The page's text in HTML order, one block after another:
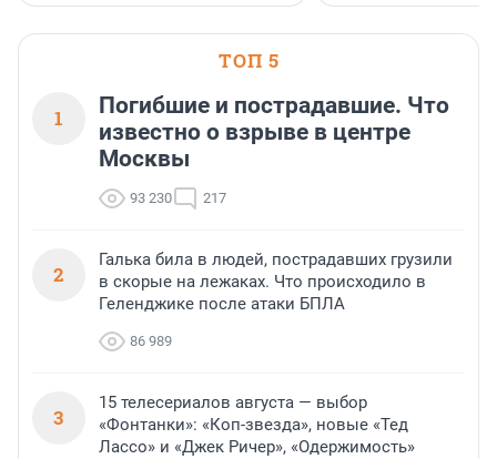
ТОП 5
1
Погибшие и пострадавшие. Что
известно о взрыве в центре
Москвы
93 230 217
2
Галька била в людей, пострадавших грузили
в скорые на лежаках. Что происходило в
Геленджике после атаки БПЛА
86 989
3
15 телесериалов августа — выбор
«Фонтанки»: «Коп-звезда», новые «Тед
Лассо» и «Джек Ричер», «Одержимость»